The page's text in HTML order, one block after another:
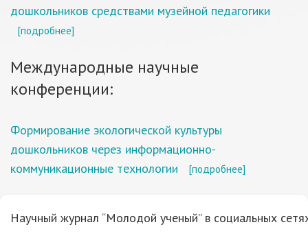
дошкольников средствами музейной педагогики
[подробнее]
Международные научные
конференции:
Формирование экологической культуры
дошкольников через информационно-
коммуникационные технологии
[подробнее]
Научный журнал “Молодой ученый” в социальных